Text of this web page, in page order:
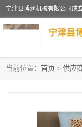
宁津县
当前位置： 首页 > 供应
纤维网